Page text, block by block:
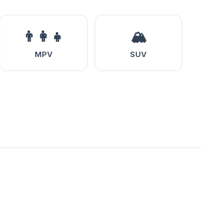
👨‍👩‍👧
MPV
🏔️
SUV